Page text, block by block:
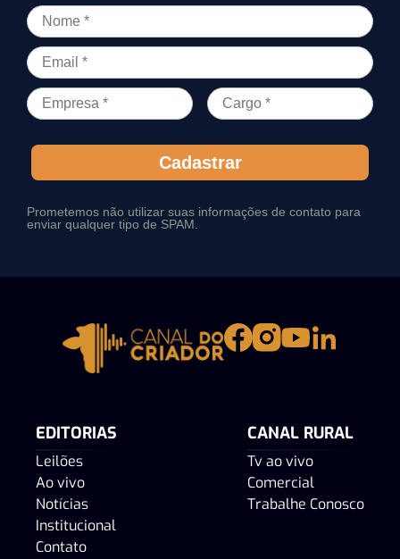
Cadastrar
Prometemos não utilizar suas informações de contato para
enviar qualquer tipo de SPAM.
EDITORIAS
Leilões
Ao vivo
Notícias
Institucional
Contato
CANAL RURAL
Tv ao vivo
Comercial
Trabalhe Conosco